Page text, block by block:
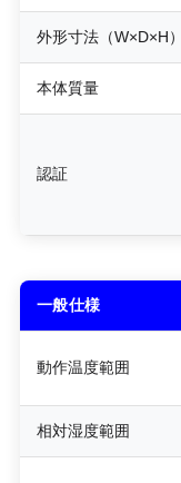
外形寸法（W×D×H）
本体質量
認証
一般仕様
動作温度範囲
相対湿度範囲